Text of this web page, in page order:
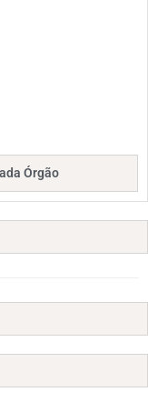
Órgão